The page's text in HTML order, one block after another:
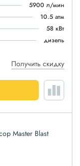
5900 л/мин
10.5 атм
58 кВт
дизель
Получить скидку
Master Blast